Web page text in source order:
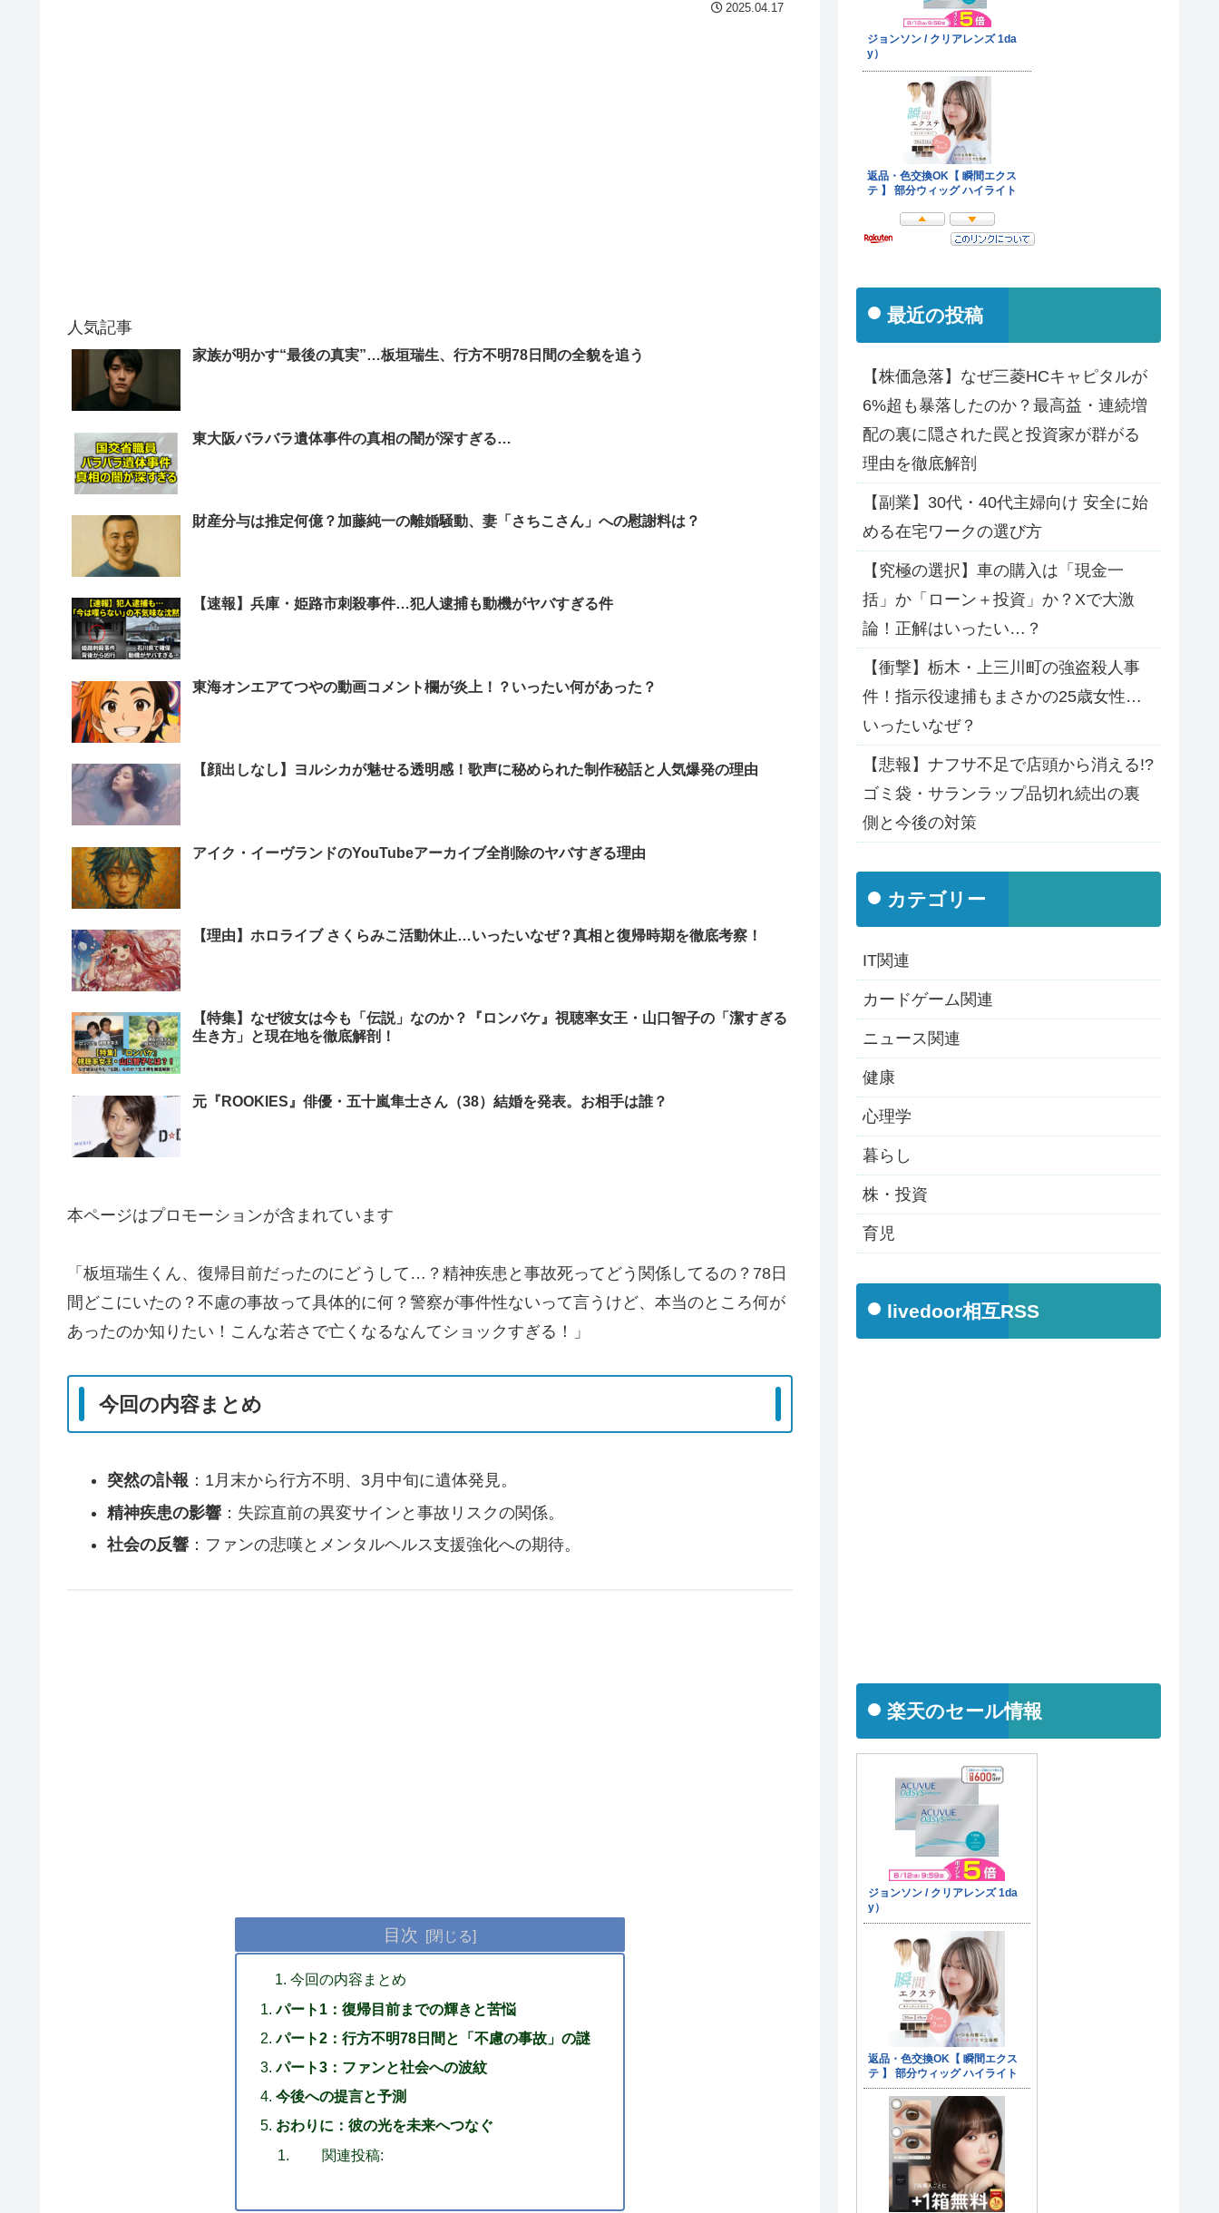
2025.04.17
人気記事
家族が明かす“最後の真実”…板垣瑞生、行方不明78日間の全貌を追う
東大阪バラバラ遺体事件の真相の闇が深すぎる…
財産分与は推定何億？加藤純一の離婚騒動、妻「さちこさん」への慰謝料は？
【速報】兵庫・姫路市刺殺事件…犯人逮捕も動機がヤバすぎる件
東海オンエアてつやの動画コメント欄が炎上！？いったい何があった？
【顔出しなし】ヨルシカが魅せる透明感！歌声に秘められた制作秘話と人気爆発の理由
アイク・イーヴランドのYouTubeアーカイブ全削除のヤバすぎる理由
【理由】ホロライブ さくらみこ活動休止…いったいなぜ？真相と復帰時期を徹底考察！
【特集】なぜ彼女は今も「伝説」なのか？『ロンバケ』視聴率女王・山口智子の「潔すぎる
生き方」と現在地を徹底解剖！
元『ROOKIES』俳優・五十嵐隼士さん（38）結婚を発表。お相手は誰？
本ページはプロモーションが含まれています
「板垣瑞生くん、復帰目前だったのにどうして…？精神疾患と事故死ってどう関係してるの？78日
間どこにいたの？不慮の事故って具体的に何？警察が事件性ないって言うけど、本当のところ何が
あったのか知りたい！こんな若さで亡くなるなんてショックすぎる！」
今回の内容まとめ
突然の訃報 ：1月末から行方不明、3月中旬に遺体発見。
精神疾患の影響：失踪直前の異変サインと事故リスクの関係。
社会の反響：ファンの悲嘆とメンタルヘルス支援強化への期待。
目次
今回の内容まとめ
パート1：復帰目前までの輝きと苦悩
パート2：行方不明78日間と「不慮の事故」の謎
パート3：ファンと社会への波紋
今後への提言と予測
おわりに：彼の光を未来へつなぐ
関連投稿:
最近の投稿
【株価急落】なぜ三菱HCキャピタルが
6%超も暴落したのか？最高益・連続増
配の裏に隠された罠と投資家が群がる
理由を徹底解剖
【副業】30代・40代主婦向け 安全に始
める在宅ワークの選び方
【究極の選択】車の購入は「現金一
括」か「ローン＋投資」か？Xで大激
論！正解はいったい…？
【衝撃】栃木・上三川町の強盗殺人事
件！指示役逮捕もまさかの25歳女性…
いったいなぜ？
【悲報】ナフサ不足で店頭から消える!?
ゴミ袋・サランラップ品切れ続出の裏
側と今後の対策
カテゴリー
IT関連
カードゲーム関連
ニュース関連
健康
心理学
暮らし
株・投資
育児
livedoor相互RSS
楽天のセール情報